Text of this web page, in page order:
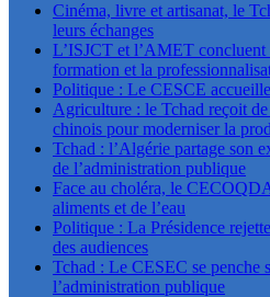
Cinéma, livre et artisanat, le
leurs échanges
L’ISJCT et l’AMET concluent
formation et la
Politique : Le CESCE
Agriculture : le Tchad reçoit
chinois pour moderniser la
Tchad : l’Algérie partage son
de l’administration publique
Face au choléra, le
aliments et de l’eau
Politique : La Présidence
des audiences
Tchad : Le CESEC se penche
l’administration publique